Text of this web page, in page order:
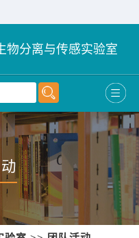
物分离与传感实验室